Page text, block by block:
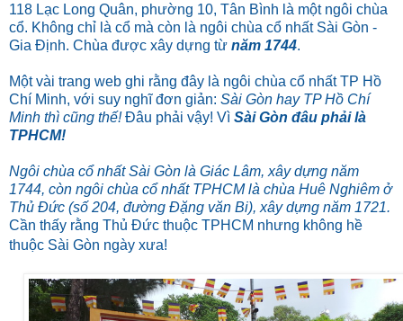
118 Lạc Long Quân, phường 10, Tân Bình là một ngôi chùa
cổ. Không chỉ là cổ mà còn là ngôi chùa cổ nhất Sài Gòn -
Gia Định. Chùa được xây dựng từ năm 1744.
Một vài trang web ghi rằng đây là ngôi chùa cổ nhất TP Hồ
Chí Minh, với suy nghĩ đơn giản: Sài Gòn hay TP Hồ Chí
Minh thì cũng thế!Đâu phải vậy! Vì Sài Gòn đâu phải là
TPHCM!
Ngôi chùa cổ nhất Sài Gòn là Giác Lâm, xây dựng năm
1744, còn ngôi chùa cổ nhất TPHCM là chùa Huê Nghiêm ở
Thủ Đức (số 204, đường Đặng văn Bi), xây dựng năm 1721.
Cần thấy rằng Thủ Đức thuộc TPHCM nhưng không hề
thuộc Sài Gòn ngày xưa!